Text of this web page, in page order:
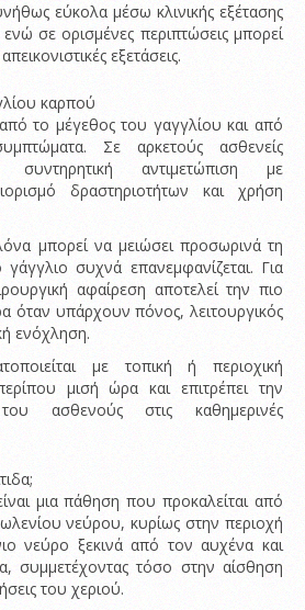
εύκολα μέσω κλινικής εξέτασης
σε ορισμένες περιπτώσεις μπορεί
εξετάσεις.
καρπού
το μέγεθος του γαγγλίου και από
Σε αρκετούς ασθενείς
συντηρητική αντιμετώπιση με
δραστηριοτήτων και χρήση
μπορεί να μειώσει προσωρινά τη
συχνά επανεμφανίζεται. Για
αφαίρεση αποτελεί την πιο
όταν υπάρχουν πόνος, λειτουργικός
ενόχληση.
με τοπική ή περιοχική
μισή ώρα και επιτρέπει την
ασθενούς στις καθημερινές
μια πάθηση που προκαλείται από
νεύρου, κυρίως στην περιοχή
νεύρο ξεκινά από τον αυχένα και
συμμετέχοντας τόσο στην αίσθηση
του χεριού.